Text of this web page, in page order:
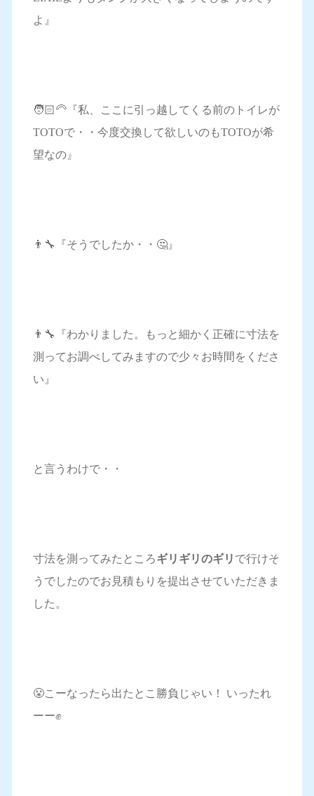
よ』
🧑🏻‍🦳『私、ここに引っ越してくる前のトイレが
TOTOで・・今度交換して欲しいのもTOTOが希
望なの』
👨‍🔧『そうでしたか・・🤔』
👨‍🔧『わかりました。もっと細かく正確に寸法を
測ってお調べしてみますので少々お時間をくださ
い』
と言うわけで・・
寸法を測ってみたところギリギリのギリ で行けそ
うでしたのでお見積もりを提出させていただきま
した。
😤こーなったら出たとこ勝負じゃい！ いったれ
ーー✊